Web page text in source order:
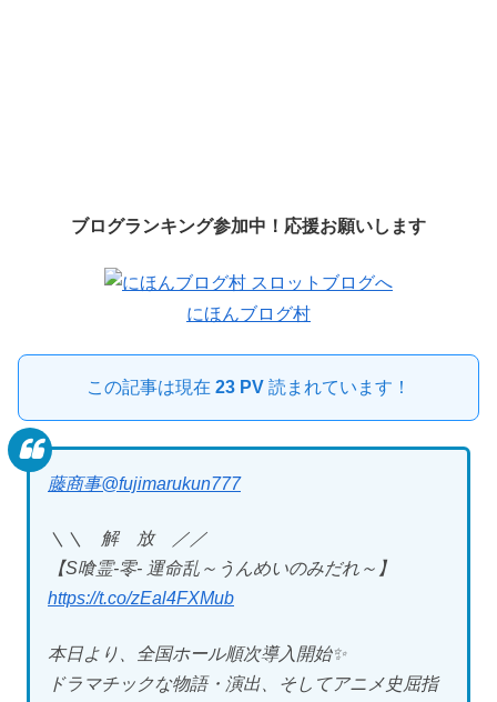
ブログランキング参加中！応援お願いします
にほんブログ村
この記事は現在 23 PV 読まれています！
藤商事@fujimarukun777
＼＼ 解 放 ／／
【S喰霊-零- 運命乱～うんめいのみだれ～】
https://t.co/zEal4FXMub
本日より、全国ホール順次導入開始✨
ドラマチックな物語・演出、そしてアニメ史屈指